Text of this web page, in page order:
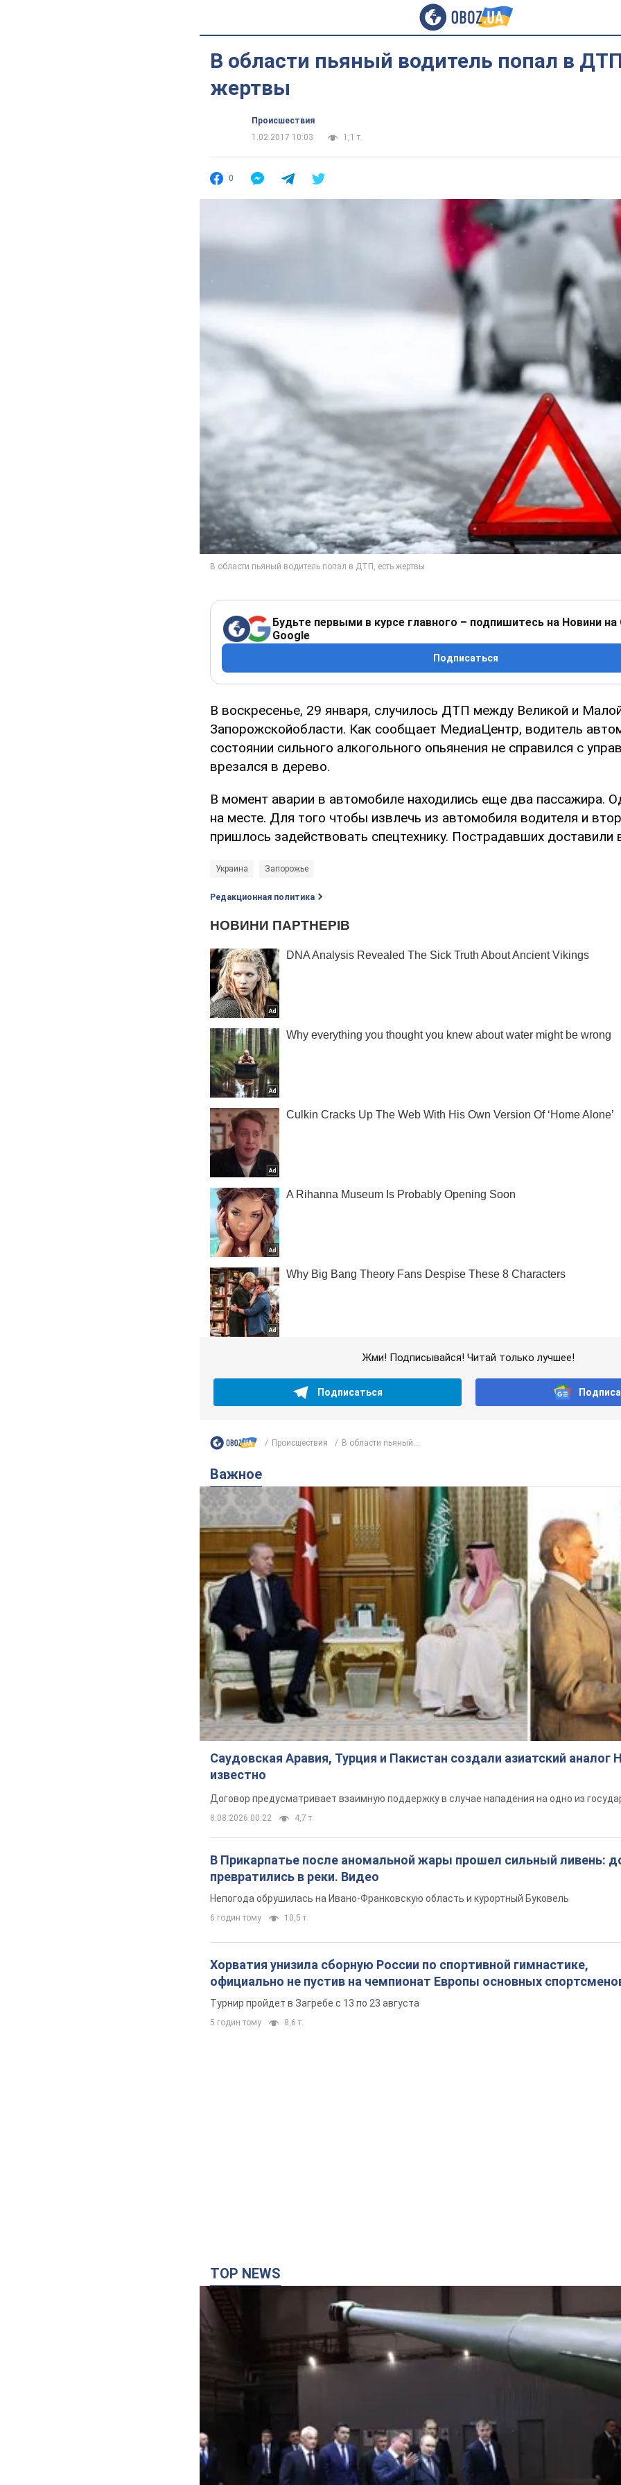
В области пьяный водитель попал в
жертвы
Происшествия
1.02.2017 10:03
1,1 т.
0
Будьте первыми в курсе главного – подпишитесь на Новини на
Google
Подписаться
В воскресенье, 29 января, случилось ДТП между Великой и
Запорожскойобласти. Как сообщает МедиаЦентр, водитель
состоянии сильного алкогольного опьянения не справился с
врезался в дерево.
В момент аварии в автомобиле находились еще два пассажира.
на месте. Для того чтобы извлечь из автомобиля водителя и
пришлось задействовать спецтехнику. Пострадавших доставили
Украина Запорожье
Редакционная политика
Жми! Подписывайся! Читай только лучшее!
Подписаться
Происшествия В области пьяный...
Важное
Саудовская Аравия, Турция и Пакистан создали азиатский аналог
известно
Договор предусматривает взаимную поддержку в случае нападения на одно из
8.08.2026 00:22 4,7 т.
В Прикарпатье после аномальной жары прошел сильный ливень:
превратились в реки. Видео
Непогода обрушилась на Ивано-Франковскую область и курортный Буковель
6 годин тому 10,5 т.
Хорватия унизила сборную России по спортивной гимнастике,
официально не пустив на чемпионат Европы основных
Турнир пройдет в Загребе с 13 по 23 августа
5 годин тому 8,6 т.
TOP NEWS